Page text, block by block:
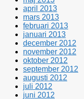
april 2013
mars 2013
februari 2013
januari 2013
december 2012
november 2012
oktober 2012
september 2012
augusti 2012
juli 2012
juni 2012